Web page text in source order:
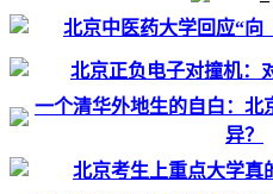
北京中医药大学回应“向
北京正负电子对撞机：
一个清华外地生的自白：北
异？
北京考生上重点大学真